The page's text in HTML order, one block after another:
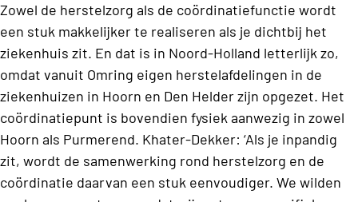
Zowel de herstelzorg als de coördinatiefunctie wordt
een stuk makkelijker te realiseren als je dichtbij het
ziekenhuis zit. En dat is in Noord-Holland letterlijk zo,
omdat vanuit Omring eigen herstelafdelingen in de
ziekenhuizen in Hoorn en Den Helder zijn opgezet. Het
coördinatiepunt is bovendien fysiek aanwezig in zowel
Hoorn als Purmerend. Khater-Dekker: ‘Als je inpandig
zit, wordt de samenwerking rond herstelzorg en de
coördinatie daarvan een stuk eenvoudiger. We wilden